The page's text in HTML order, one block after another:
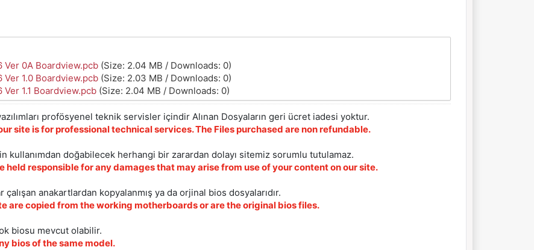
Ver 0A Boardview.pcb (Size: 2.04 MB / Downloads: 0)
Ver 1.0 Boardview.pcb (Size: 2.03 MB / Downloads: 0)
Ver 1.1 Boardview.pcb (Size: 2.04 MB / Downloads: 0)
profösyenel teknik servisler içindir Alınan Dosyaların geri ücret iadesi yoktur.
site is for professional technical services. The Files purchased are non refundable.
kullanımdan doğabilecek herhangi bir zarardan dolayı sitemiz sorumlu tutulamaz.
held responsible for any damages that may arise from use of your content on our site.
anakartlardan kopyalanmış ya da orjinal bios dosyalarıdır.
are copied from the working motherboards or are the original bios files.
biosu mevcut olabilir.
bios of the same model.